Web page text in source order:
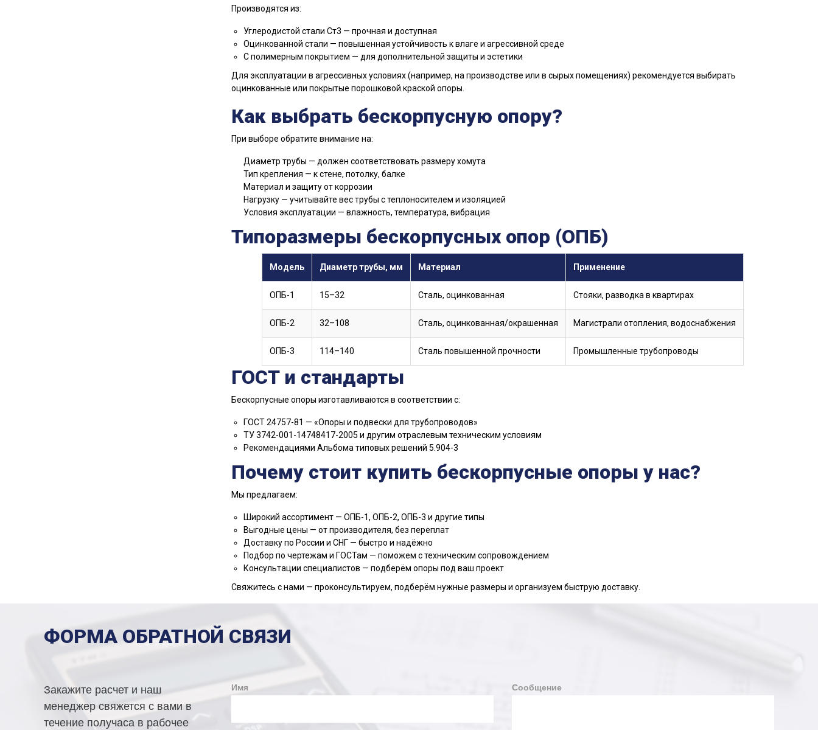
Производятся из:
Углеродистой стали Ст3 — прочная и доступная
Оцинкованной стали — повышенная устойчивость к влаге и агрессивной среде
С полимерным покрытием — для дополнительной защиты и эстетики
Для эксплуатации в агрессивных условиях (например, на производстве или в сырых помещениях) рекомендуется выбирать
оцинкованные или покрытые порошковой краской опоры.
Как выбрать бескорпусную опору?
При выборе обратите внимание на:
Диаметр трубы — должен соответствовать размеру хомута
Тип крепления — к стене, потолку, балке
Материал и защиту от коррозии
Нагрузку — учитывайте вес трубы с теплоносителем и изоляцией
Условия эксплуатации — влажность, температура, вибрация
Типоразмеры бескорпусных опор (ОПБ)
Модель Диаметр трубы, мм Материал Применение
ОПБ-1 15–32 Сталь, оцинкованная Стояки, разводка в квартирах
ОПБ-2 32–108 Сталь, оцинкованная/окрашенная Магистрали отопления, водоснабжения
ОПБ-3 114–140 Сталь повышенной прочности Промышленные трубопроводы
ГОСТ и стандарты
Бескорпусные опоры изготавливаются в соответствии с:
ГОСТ 24757-81 — «Опоры и подвески для трубопроводов»
ТУ 3742-001-14748417-2005 и другим отраслевым техническим условиям
Рекомендациями Альбома типовых решений 5.904-3
Почему стоит купить бескорпусные опоры у нас?
Мы предлагаем:
Широкий ассортимент — ОПБ-1, ОПБ-2, ОПБ-3 и другие типы
Выгодные цены — от производителя, без переплат
Доставку по России и СНГ — быстро и надёжно
Подбор по чертежам и ГОСТам — поможем с техническим сопровождением
Консультации специалистов — подберём опоры под ваш проект
Свяжитесь с нами — проконсультируем, подберём нужные размеры и организуем быструю доставку.
ФОРМА ОБРАТНОЙ СВЯЗИ
Закажите расчет и наш
менеджер свяжется с вами в
течение получаса в рабочее
Имя Сообщение